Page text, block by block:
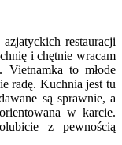
restauracji
i chętnie wracam
to młode
radę. Kuchnia jest tu
są sprawnie, a
w karcie.
z pewnością